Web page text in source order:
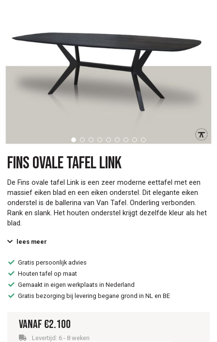
Fins ovale tafel Link
De Fins ovale tafel Link is een zeer moderne eettafel met een
massief eiken blad en een eiken onderstel. Dit elegante eiken
onderstel is de ballerina van Van Tafel. Onderling verbonden.
Rank en slank. Het houten onderstel krijgt dezelfde kleur als het
blad.
lees meer
Gratis persoonlijk advies
Houten tafel op maat
Gemaakt in eigen werkplaats in Nederland
Gratis bezorging bij levering begane grond in NL en BE
Vanaf €2.100
Levertijd: 6 - 8 weken